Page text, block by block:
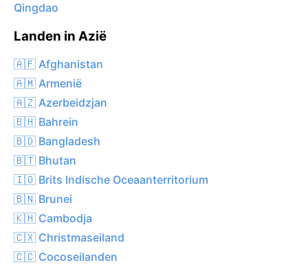
Qingdao
Landen in Azië
🇦🇫 Afghanistan
🇦🇲 Armenië
🇦🇿 Azerbeidzjan
🇧🇭 Bahrein
🇧🇩 Bangladesh
🇧🇹 Bhutan
🇮🇴 Brits Indische Oceaanterritorium
🇧🇳 Brunei
🇰🇭 Cambodja
🇨🇽 Christmaseiland
🇨🇨 Cocoseilanden